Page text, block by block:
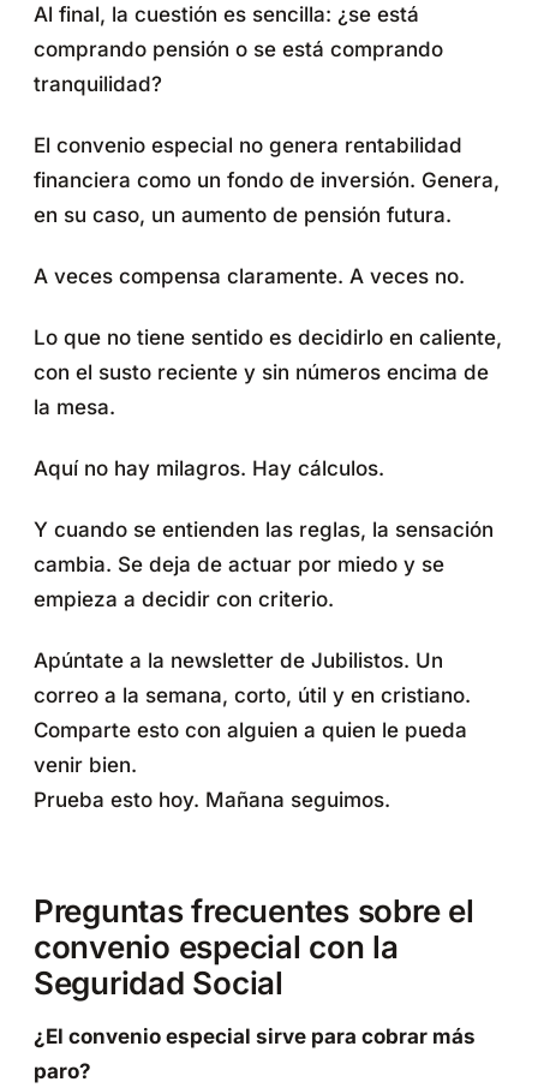
Al final, la cuestión es sencilla: ¿se está
comprando pensión o se está comprando
tranquilidad?
El convenio especial no genera rentabilidad
financiera como un fondo de inversión. Genera,
en su caso, un aumento de pensión futura.
A veces compensa claramente. A veces no.
Lo que no tiene sentido es decidirlo en caliente,
con el susto reciente y sin números encima de
la mesa.
Aquí no hay milagros. Hay cálculos.
Y cuando se entienden las reglas, la sensación
cambia. Se deja de actuar por miedo y se
empieza a decidir con criterio.
Apúntate a la newsletter de Jubilistos. Un
correo a la semana, corto, útil y en cristiano.
Comparte esto con alguien a quien le pueda
venir bien.
Prueba esto hoy. Mañana seguimos.
Preguntas frecuentes sobre el
convenio especial con la
Seguridad Social
¿El convenio especial sirve para cobrar más
paro?